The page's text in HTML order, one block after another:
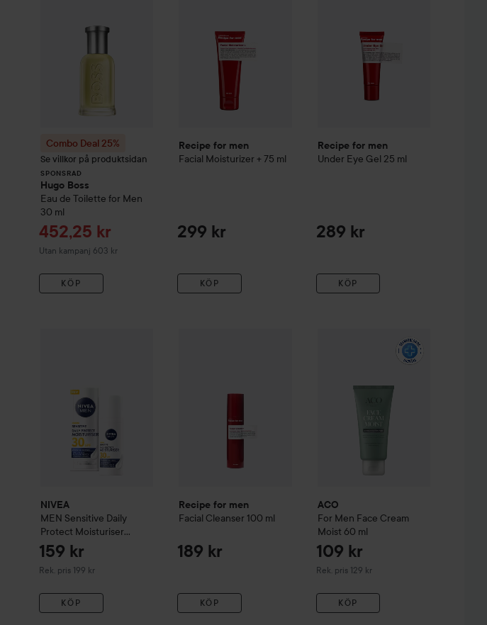
Combo Deal 25%
Se villkor på produktsidan
SPONSRAD
Hugo Boss
Eau de Toilette for Men
30 ml
Reapris
452,25 kr
Utan kampanj 603 kr
KÖP
Recipe for men
Facial Moisturizer +75 ml
299 kr
KÖP
Recipe for men
Under Eye Gel 25 ml
289 kr
KÖP
NIVEA
MEN Sensitive Daily
Protect Moisturiser
SPF30 50 ml
159 kr
Rek. pris 199 kr
Rekommenderat pris 199 kr
KÖP
Rekommenderat pris 199 kr
Recipe for men
Facial Cleanser 100 ml
189 kr
KÖP
ACO
For Men Face Cream
Moist 60 ml
109 kr
Rek. pris 129 kr
Rekommenderat pris 129 kr
KÖP
For Men Face Cream Moist